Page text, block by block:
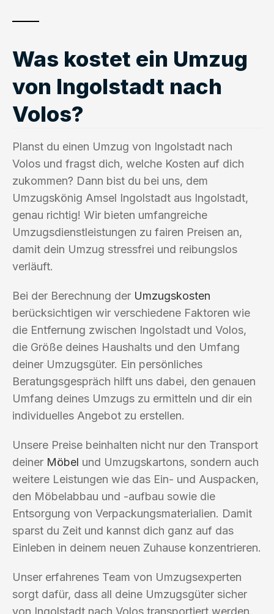
Was kostet ein Umzug
von Ingolstadt nach
Volos?
Planst du einen Umzug von Ingolstadt nach
Volos und fragst dich, welche Kosten auf dich
zukommen? Dann bist du bei uns, dem
Umzugskönig Amsel Ingolstadt aus Ingolstadt,
genau richtig! Wir bieten umfangreiche
Umzugsdienstleistungen zu fairen Preisen an,
damit dein Umzug stressfrei und reibungslos
verläuft.
Bei der Berechnung der Umzugskosten
berücksichtigen wir verschiedene Faktoren wie
die Entfernung zwischen Ingolstadt und Volos,
die Größe deines Haushalts und den Umfang
deiner Umzugsgüter. Ein persönliches
Beratungsgespräch hilft uns dabei, den genauen
Umfang deines Umzugs zu ermitteln und dir ein
individuelles Angebot zu erstellen.
Unsere Preise beinhalten nicht nur den Transport
deiner Möbel und Umzugskartons, sondern auch
weitere Leistungen wie das Ein- und Auspacken,
den Möbelabbau und -aufbau sowie die
Entsorgung von Verpackungsmaterialien. Damit
sparst du Zeit und kannst dich ganz auf das
Einleben in deinem neuen Zuhause konzentrieren.
Unser erfahrenes Team von Umzugsexperten
sorgt dafür, dass all deine Umzugsgüter sicher
von Ingolstadt nach Volos transportiert werden.